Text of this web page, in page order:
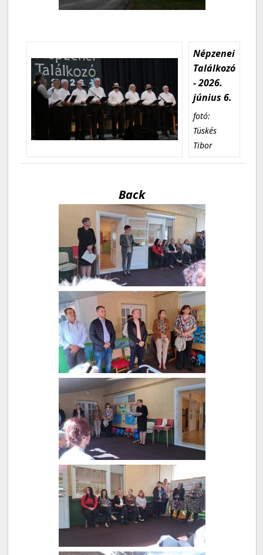
Népzenei
Találkozó
- 2026.
június 6.
fotó:
Tüskés
Tibor
Back